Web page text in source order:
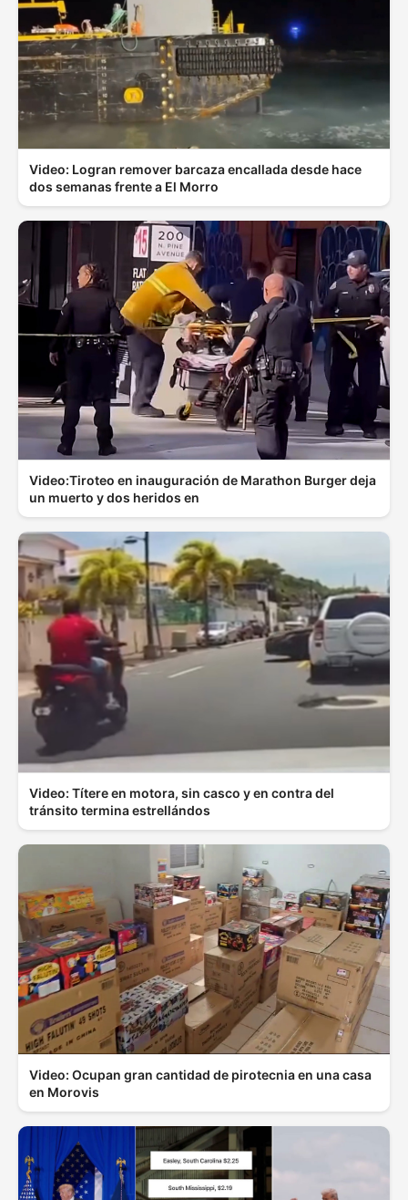
Video: Logran remover barcaza encallada desde hace
dos semanas frente a El Morro
Video:Tiroteo en inauguración de Marathon Burger deja
un muerto y dos heridos en
Video: Títere en motora, sin casco y en contra del
tránsito termina estrellándos
Video: Ocupan gran cantidad de pirotecnia en una casa
en Morovis